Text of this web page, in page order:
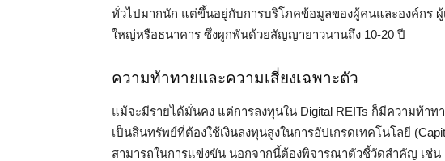
ทั่วไปมากนัก แต่ขึ้นอยู่กับการบริโภคข้อมูลของผู้คนและองค์กร
ใหญ่หรือธนาคาร ซึ่งผูกพันด้วยสัญญายาวนานถึง 10-20 ปี
ความท้าทายและความเสี่ยงเฉพาะตัว
แม้จะมีรายได้มั่นคง แต่การลงทุนใน Digital REITs ก็มีความท้าท
เป็นสินทรัพย์ที่ต้องใช้เงินลงทุนสูงในการอัปเกรดเทคโนโลยี
สามารถในการแข่งขัน นอกจากนี้ต้องพิจารณาตัวชี้วัดสำคัญ เช่น